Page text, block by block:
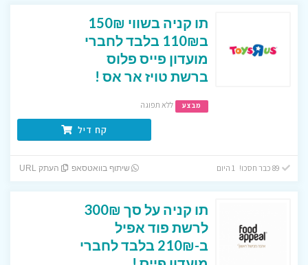
תו קניה בשווי 150₪
ב110₪ בלבד לחברי
מועדון פייס פלוס
ברשת טויז אר אס !
מבצע ללא תפוגה
קח דיל
שיתוף בוואטסאפ העתק URL
תו קניה על סך 300₪
לרשת פוד אפיל
ב-210₪ בלבד לחברי